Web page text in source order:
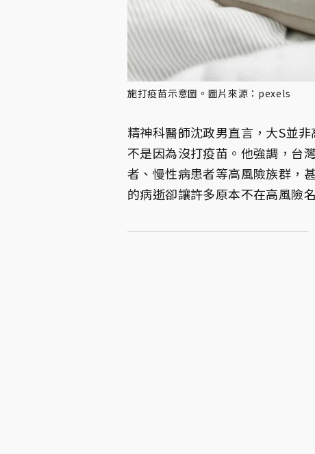
施打疫苗示意圖。圖片來源：pexels
精神科醫師沈政男直言，大S並
不是因為沒打疫苗。他強調，台
者、慢性病患者等高風險族群，
的病逝卻讓許多原本不在高風險